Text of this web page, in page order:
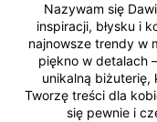
Nazywam się
inspiracji, błysku i
najnowsze trendy w
piękno w detalach
unikalną
Tworzę treści dla
się pewnie i